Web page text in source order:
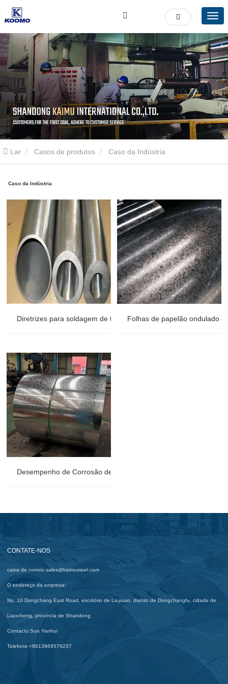
Lar Casos de produtos Caso da Indústria
Caso da Indústria
Diretrizes para soldagem de tubos Folhas de papelão ondulado
Desempenho de Corrosão de Estruturas de Aço Resistidas
CONTATE-NOS
caixa de correio:sales@kaimusteel.com
O endereço da empresa:
No. 10 Dongchang East Road, escritório de Liuyuan, distrito de Dongchangfu, cidade de
Liaocheng, província de Shandong
Contacto:Sun Yanhui
Telefone:+8613969579237